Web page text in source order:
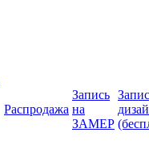
Распродажа
Запись
на
ЗАМЕР